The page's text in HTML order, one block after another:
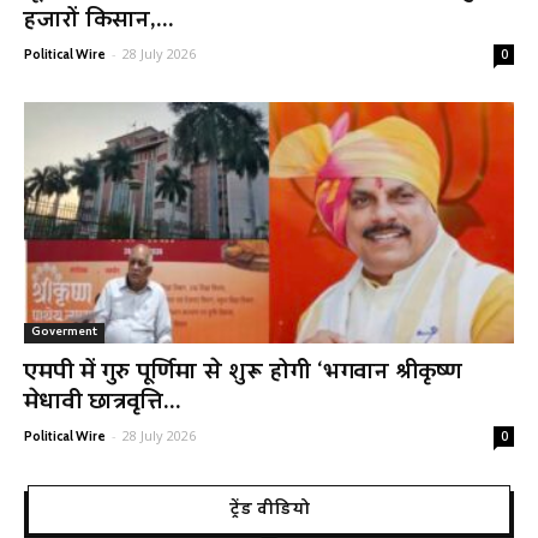
हजारों किसान,...
Political Wire - 28 July 2026 0
Goverment
एमपी में गुरु पूर्णिमा से शुरू होगी ‘भगवान श्रीकृष्ण
मेधावी छात्रवृत्ति...
Political Wire - 28 July 2026 0
ट्रेंड वीडियो